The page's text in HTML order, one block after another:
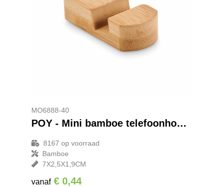
MO6888-40
POY - Mini bamboe telefoonhouder
8167 op voorraad
Bamboe
7X2,5X1,9CM
vanaf € 0,44